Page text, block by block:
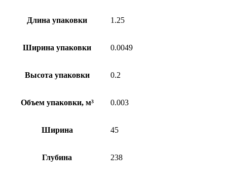
Длина упаковки 1.25
Ширина упаковки 0.0049
Высота упаковки 0.2
Объем упаковки, м³ 0.003
Ширина 45
Глубина 238